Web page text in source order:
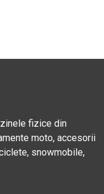
fizice din
moto, accesorii
snowmobile,